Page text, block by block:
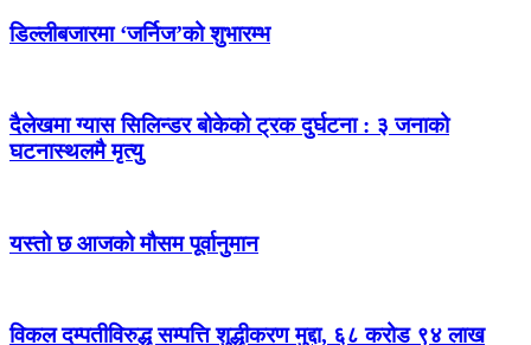
डिल्लीबजारमा ‘जर्निज’को शुभारम्भ
दैलेखमा ग्यास सिलिन्डर बोकेको ट्रक दुर्घटना : ३ जनाको
घटनास्थलमै मृत्यु
यस्तो छ आजको मौसम पूर्वानुमान
विकल दम्पतीविरुद्ध सम्पत्ति शुद्धीकरण मुद्दा, ६८ करोड ९४ लाख